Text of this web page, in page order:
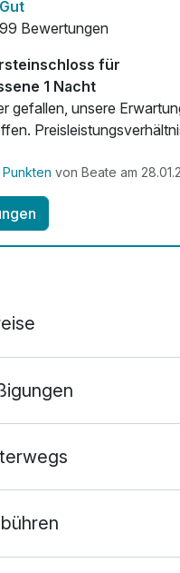
Gut
99 Bewertungen
für
1 Nacht
gefallen, unsere
von Beate am
2 Kinder